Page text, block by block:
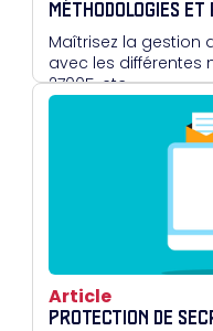
MÉTHODOLOGIES
Maîtrisez la gestion
avec les différentes
27005, etc.
Article
PROTECTION DE